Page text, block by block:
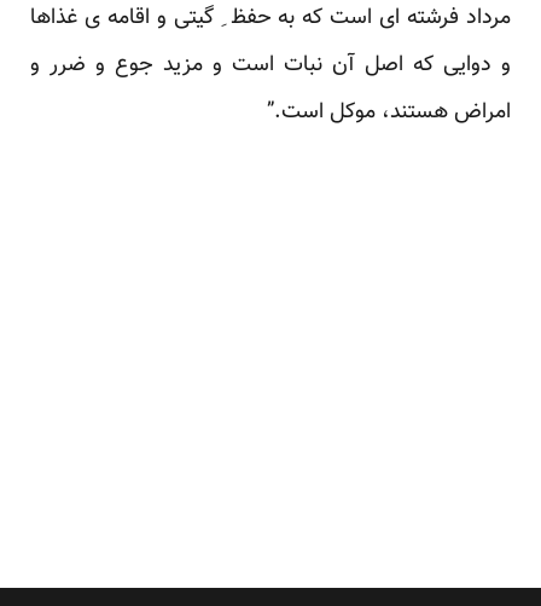
مرداد فرشته ای است که به حفظ ِ گیتی و اقامه ی غذاها
و دوایی که اصل آن نبات است و مزید جوع و ضرر و
امراض هستند، موکل است.”